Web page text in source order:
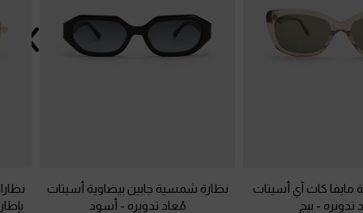
كات آي أسيتات
تدويره - بيج
نظارة شمسية جابين بيضاوية أسيتات
مُعاد تدويره - أسود